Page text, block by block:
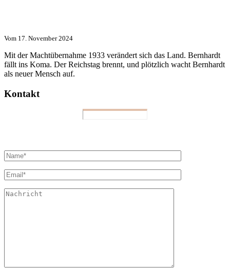
Vom 17. November 2024
Mit der Machtübernahme 1933 verändert sich das Land. Bernhardt
fällt ins Koma. Der Reichstag brennt, und plötzlich wacht Bernhardt
als neuer Mensch auf.
Kontakt